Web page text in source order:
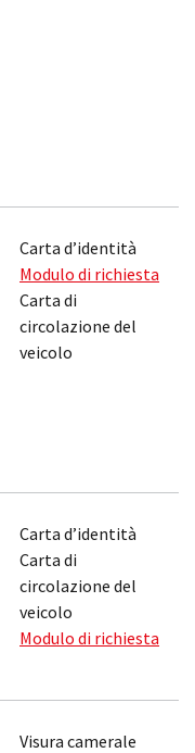
Carta d’identità
Modulo di richiesta
Carta di
circolazione del
veicolo
Carta d’identità
Carta di
circolazione del
veicolo
Modulo di richiesta
Visura camerale